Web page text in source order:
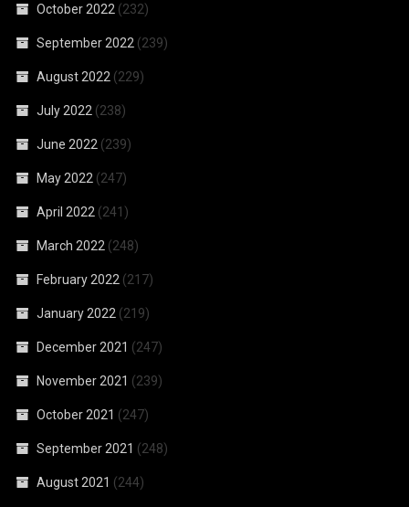
October 2022 (232)
September 2022 (239)
August 2022 (229)
July 2022 (238)
June 2022 (239)
May 2022 (247)
April 2022 (241)
March 2022 (248)
February 2022 (217)
January 2022 (219)
December 2021 (247)
November 2021 (239)
October 2021 (247)
September 2021 (248)
August 2021 (244)